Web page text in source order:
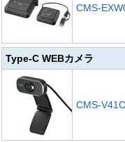
CMS-
Type-C WEBカメラ
CMS-